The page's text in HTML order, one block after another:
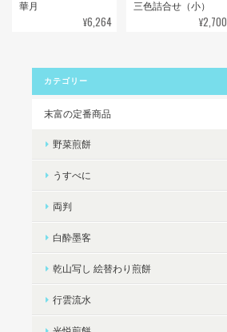
華月
¥6,264
三色詰合せ（小）
¥2,700
カテゴリー
末富の定番商品
野菜煎餅
うすべに
両判
白酔墨客
乾山写し 絵替わり煎餅
行雲流水